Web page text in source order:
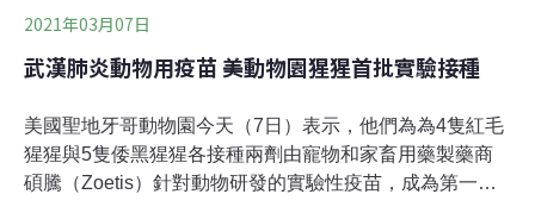
2021年03月07日
武漢肺炎動物用疫苗 美動物園猩猩首批實驗接種
美國聖地牙哥動物園今天（7日）表示，他們為為4隻紅毛
猩猩與5隻倭黑猩猩各接種兩劑由寵物和家畜用藥製藥商
碩騰（Zoetis）針對動物研發的實驗性疫苗，成為第一批